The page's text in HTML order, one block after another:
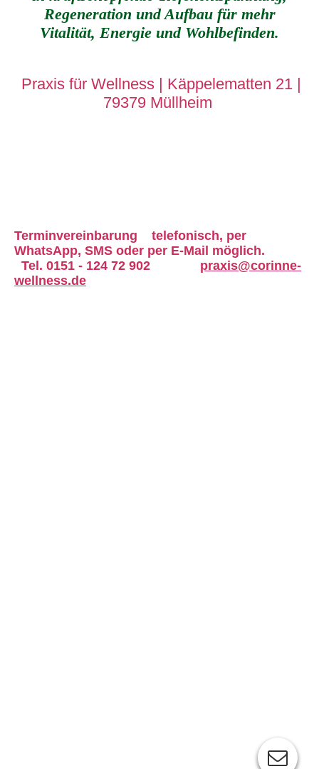
Regeneration und Aufbau für mehr
Vitalität, Energie und Wohlbefinden.
Praxis für Wellness | Käppelematten 21 |
79379 Müllheim
Terminvereinbarung telefonisch, per
WhatsApp, SMS oder per E-Mail möglich.
Tel. 0151 - 124 72 902 praxis@corinne-
wellness.de